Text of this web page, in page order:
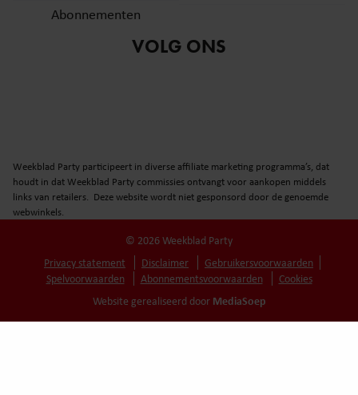
Abonnementen
VOLG ONS
Weekblad Party participeert in diverse affiliate marketing programma’s, dat
houdt in dat Weekblad Party commissies ontvangt voor aankopen middels
links van retailers. Deze website wordt niet gesponsord door de genoemde
webwinkels.
© 2026 Weekblad Party
Privacy statement
Disclaimer
Gebruikersvoorwaarden
Spelvoorwaarden
Abonnementsvoorwaarden
Cookies
Website gerealiseerd door MediaSoep